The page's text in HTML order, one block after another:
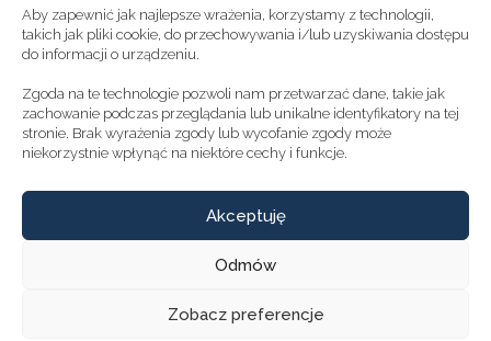
Aby zapewnić jak najlepsze wrażenia, korzystamy z technologii,
takich jak pliki cookie, do przechowywania i/lub uzyskiwania dostępu
do informacji o urządzeniu.
Zgoda na te technologie pozwoli nam przetwarzać dane, takie jak
zachowanie podczas przeglądania lub unikalne identyfikatory na tej
stronie. Brak wyrażenia zgody lub wycofanie zgody może
niekorzystnie wpłynąć na niektóre cechy i funkcje.
Akceptuję
Odmów
Zobacz preferencje
NEWSLETTER
POLITYKA PRYWATNOŚCI
Poniedziałek - Piątek 8.00 - 16.00